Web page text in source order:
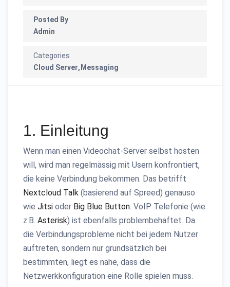
Posted By
Admin
Categories
Cloud Server Messaging
1. Einleitung
Wenn man einen Videochat-Server selbst hosten
will, wird man regelmässig mit Usern konfrontiert,
die keine Verbindung bekommen. Das betrifft
Nextcloud Talk (basierend auf Spreed) genauso
wie Jitsi oder Big Blue Button. VoIP Telefonie (wie
z.B. Asterisk) ist ebenfalls problembehaftet. Da
die Verbindungsprobleme nicht bei jedem Nutzer
auftreten, sondern nur grundsätzlich bei
bestimmten, liegt es nahe, dass die
Netzwerkkonfiguration eine Rolle spielen muss.